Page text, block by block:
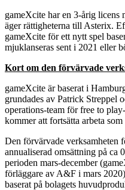
gameXcite har en 3-årig licens
äger rättigheterna till Asterix.
gameXcite för ett nytt spel
mjuklanseras sent i 2021 eller
Kort om den förvärvade
gameXcite är baserat i
grundades av Patrick Streppel
operations-team för free to
kommer att fortsätta arbeta
Den förvärvade verksamheten
annualiserad omsättning på ca
perioden mars-december
förläggare av A&F i mars
baserat på bolagets